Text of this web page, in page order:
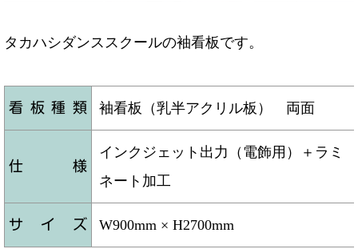
タカハシダンススクールの袖看板です。
看板種類 袖看板（乳半アクリル板） 両面
仕 様
インクジェット出力（電飾用）＋ラミ
ネート加工
サ イ ズ W900mm × H2700mm